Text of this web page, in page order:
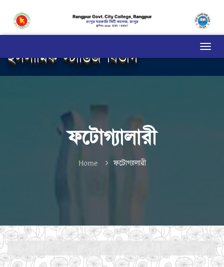
ইসলামিক স্টাডিজ বিভাগ
ফটোগ্যালারী
Home ফটোগ্যালারী